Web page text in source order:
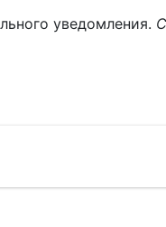
уведомления.